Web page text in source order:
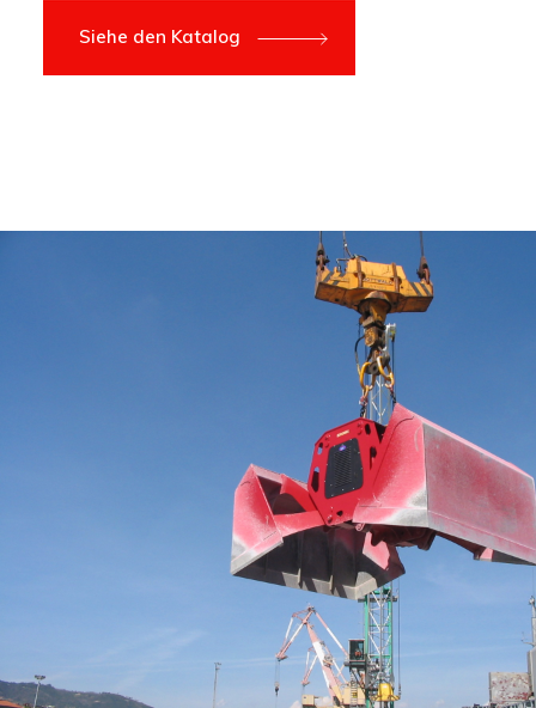
Siehe den Katalog